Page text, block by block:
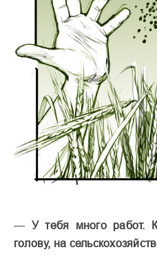
— У тебя много работ.
голову, на